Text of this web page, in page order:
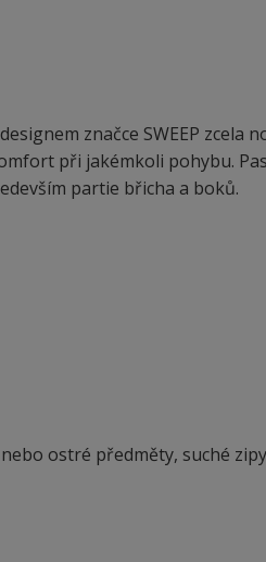
značce SWEEP zcela
při jakémkoli pohybu.
partie břicha a boků.
ostré předměty, suché